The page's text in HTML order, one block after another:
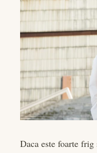
Daca este foarte